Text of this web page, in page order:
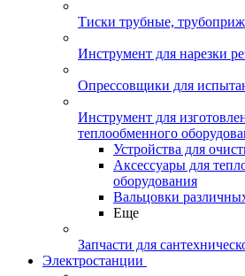
Тиски трубные,
Инструмент для нарезки
Опрессовщики для
Инструмент для
теплообменного
Устройства для
Аксессуары для
оборудования
Вальцовки
Еще
Запчасти для
Электростанции